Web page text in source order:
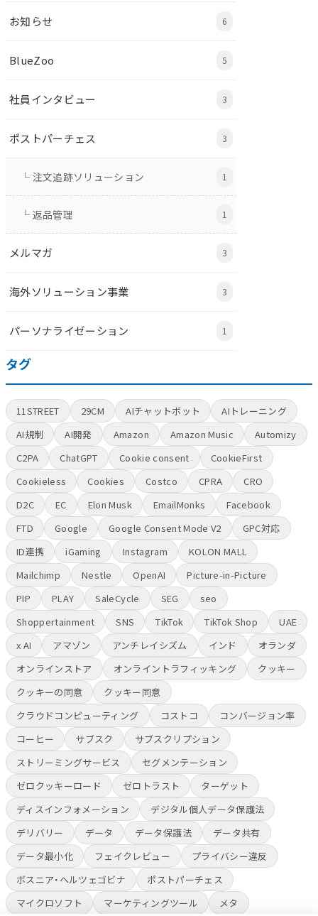
お知らせ 6
BlueZoo 5
社員インタビュー 3
ポストパーチェス 3
└ 注文追跡ソリューション 1
└ 返品管理 1
メルマガ 3
海外ソリューション事業 3
パーソナライゼーション 1
タグ
11STREET 29CM AIチャットボット
AIトレーニング
AI規制
AI開発 Amazon Amazon Music
Automizy
C2PA
ChatGPT Cookie consent
CookieFirst
Cookieless
Cookies Costco CPRA
CRO
D2C
EC Elon Musk EmailMonks
Facebook
FTD
Google Google Consent Mode V2
GPC対応
ID連携
iGaming Instagram
KOLON MALL
Mailchimp
Nestle OpenAI
Picture-in-Picture
PIP
PLAY SaleCycle SEG
seo
Shoppertainment
SNS TikTok TikTok Shop
UAE
x AI
アマゾン アンチレイシズム インド
オランダ
オンラインストア
オンライントラフィッキング
クッキー
クッキーの同意
クッキー同意
クラウドコンピューティング
コストコ
コンバージョン率
コーヒー
サブスク
サブスクリプション
ストリーミングサービス
セグメンテーション
ゼロクッキーロード
ゼロトラスト
ターゲット
ディスインフォメーション
デジタル個人データ保護法
デリバリー
データ データ保護法
データ共有
データ最小化
フェイクレビュー
プライバシー違反
ボスニア・ヘルツェゴビナ
ポストパーチェス
マイクロソフト
マーケティングツール メタ